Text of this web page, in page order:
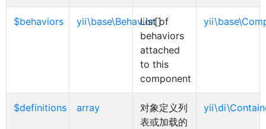
$behaviors yii\base\Behavior[]
List of
behaviors
attached
to this
component
$definitions array
对象定义列
表或加载的